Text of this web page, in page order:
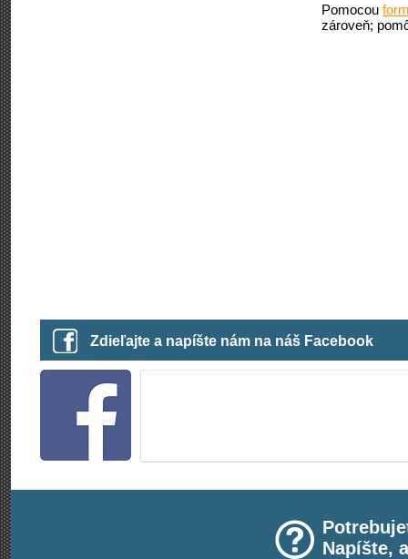
Pomocou
zároveň;
Zdieľajte a napíšte nám na náš Facebook
Napíšte,